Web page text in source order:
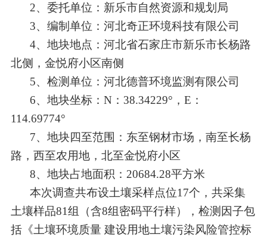
2、委托单位：新乐市自然资源和规划局
3、编制单位：河北奇正环境科技有限公司
4、地块地点：河北省石家庄市新乐市长杨路
北侧，金悦府小区南侧
5、检测单位：河北德普环境监测有限公司
6、地块坐标： N： 38.34229° ， E ：
114.69774°
7、地块四至范围：东至钢材市场，南至长杨
路，西至农用地，北至金悦府小区
8、地块占地面积： 20684.28平方米
本次调查共布设土壤采样点位17个，共采集
土壤样品81组（含8组密码平行样），检测因子包
括《土壤环境质量 建设用地土壤污染风险管控标